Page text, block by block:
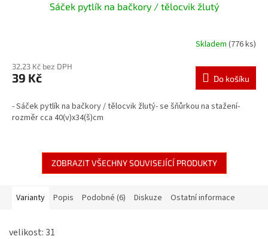
Sáček pytlík na bačkory / tělocvik žlutý
Skladem (776 ks)
32,23 Kč bez DPH
39 Kč Do košíku
- Sáček pytlík na bačkory / tělocvik žlutý- se šňůrkou na stažení-
rozměr cca 40(v)x34(š)cm
ZOBRAZIT VŠECHNY SOUVISEJÍCÍ PRODUKTY
Varianty Popis Podobné (6) Diskuze Ostatní informace
velikost: 31